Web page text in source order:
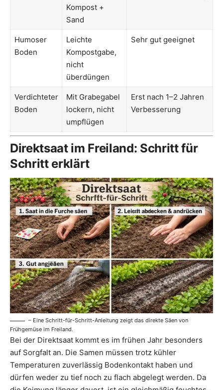
Kompost +
Sand
Humoser
Boden
Leichte
Kompostgabe,
nicht
überdüngen
Sehr gut geeignet
Verdichteter
Boden
Mit Grabegabel
lockern, nicht
umpflügen
Erst nach 1–2 Jahren
Verbesserung
Direktsaat im Freiland: Schritt für
Schritt erklärt
– Eine Schritt-für-Schritt-Anleitung zeigt das direkte Säen von
Frühgemüse im Freiland.
Bei der Direktsaat kommt es im frühen Jahr besonders
auf Sorgfalt an. Die Samen müssen trotz kühler
Temperaturen zuverlässig Bodenkontakt haben und
dürfen weder zu tief noch zu flach abgelegt werden. Da